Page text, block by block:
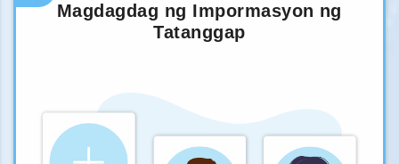
Magdagdag ng Impormasyon ng
Tatanggap